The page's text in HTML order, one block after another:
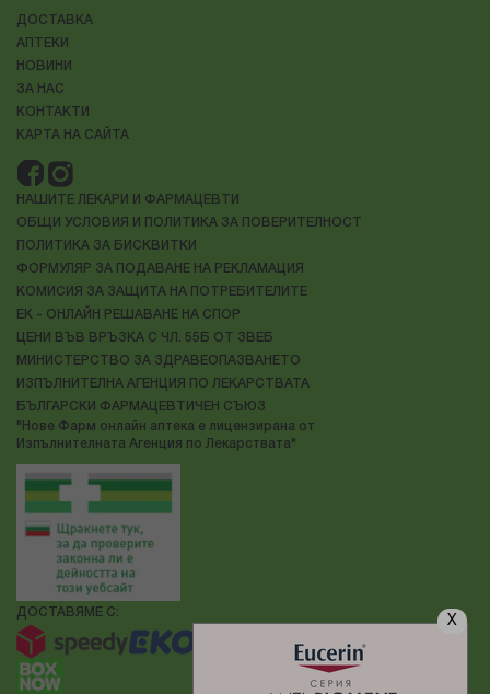
X
ДОСТАВКА
АПТЕКИ
НОВИНИ
ЗА НАС
КОНТАКТИ
КАРТА НА САЙТА
НАШИТЕ ЛЕКАРИ И ФАРМАЦЕВТИ
ОБЩИ УСЛОВИЯ И ПОЛИТИКА ЗА ПОВЕРИТЕЛНОСТ
ПОЛИТИКА ЗА БИСКВИТКИ
ФОРМУЛЯР ЗА ПОДАВАНЕ НА РЕКЛАМАЦИЯ
КОМИСИЯ ЗА ЗАЩИТА НА ПОТРЕБИТЕЛИТЕ
ЕК - ОНЛАЙН РЕШАВАНЕ НА СПОР
ЦЕНИ ВЪВ ВРЪЗКА С ЧЛ. 55Б ОТ ЗВЕБ
МИНИСТЕРСТВО ЗА ЗДРАВЕОПАЗВАНЕТО
ИЗПЪЛНИТЕЛНА АГЕНЦИЯ ПО ЛЕКАРСТВАТА
БЪЛГАРСКИ ФАРМАЦЕВТИЧЕН СЪЮЗ
"Нове Фарм онлайн аптека е лицензирана от
Изпълнителната Агенция по Лекарствата"
ДОСТАВЯМЕ С: